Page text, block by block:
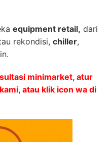
equipment retail, dari
rekondisi, chiller,
minimarket, atur
atau klik icon wa di